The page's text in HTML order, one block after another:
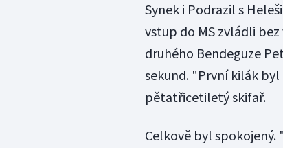
Synek i Podrazil s
vstup do MS zvládli
druhého Bendeguze
sekund. "První kilák
pětatřicetiletý skifař.
Celkově byl